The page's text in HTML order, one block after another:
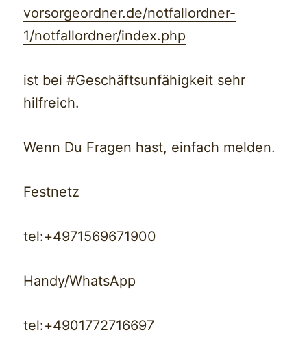
vorsorgeordner.de/notfallordner-
1/notfallordner/index.php
ist bei #Geschäftsunfähigkeit sehr
hilfreich.
Wenn Du Fragen hast, einfach melden.
Festnetz
tel:+4971569671900
Handy/WhatsApp
tel:+4901772716697